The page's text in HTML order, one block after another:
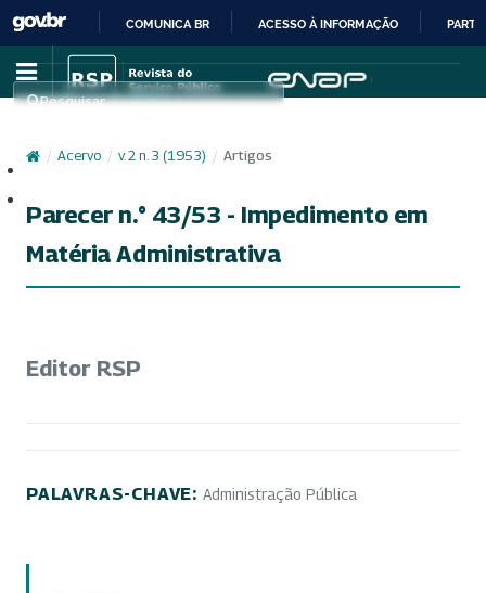
IR
PARA
CONTEÚDO
COMUNICA BR ACESSO À INFORMAÇÃO
Pesquisar
/ Acervo / v. 2 n. 3 (1953) / Artigos
Parecer n.° 43/53 - Impedimento em
Matéria Administrativa
Editor RSP
PALAVRAS-CHAVE: Administração Pública